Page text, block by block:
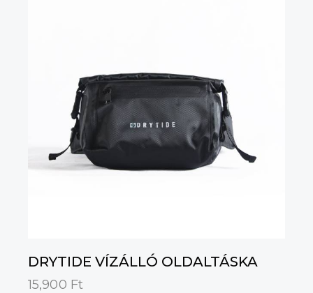
DRYTIDE VÍZÁLLÓ OLDALTÁSKA
15,900 Ft